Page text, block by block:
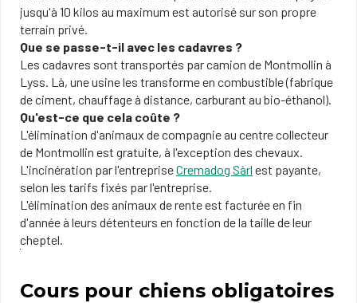
jusqu'à 10 kilos au maximum est autorisé sur son propre
terrain privé.
Que se passe-t-il avec les cadavres ?
Les cadavres sont transportés par camion de Montmollin à
Lyss. Là, une usine les transforme en combustible (fabrique
de ciment, chauffage à distance, carburant au bio-éthanol).
Qu'est-ce que cela coûte ?
L'élimination d'animaux de compagnie au centre collecteur
de Montmollin est gratuite, à l'exception des chevaux.
L'incinération par l'entrepriseCremadog Sàrl est payante,
selon les tarifs fixés par l'entreprise.
L'élimination des animaux de rente est facturée en fin
d'année à leurs détenteurs en fonction de la taille de leur
cheptel.
Cours pour chiens obligatoires